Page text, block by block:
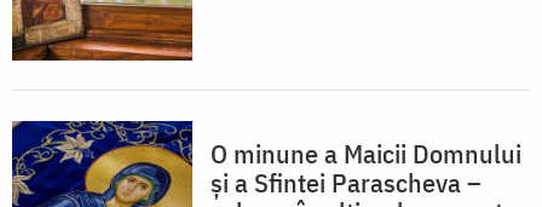
O minune a Maicii Domnului
și a Sfintei Parascheva –